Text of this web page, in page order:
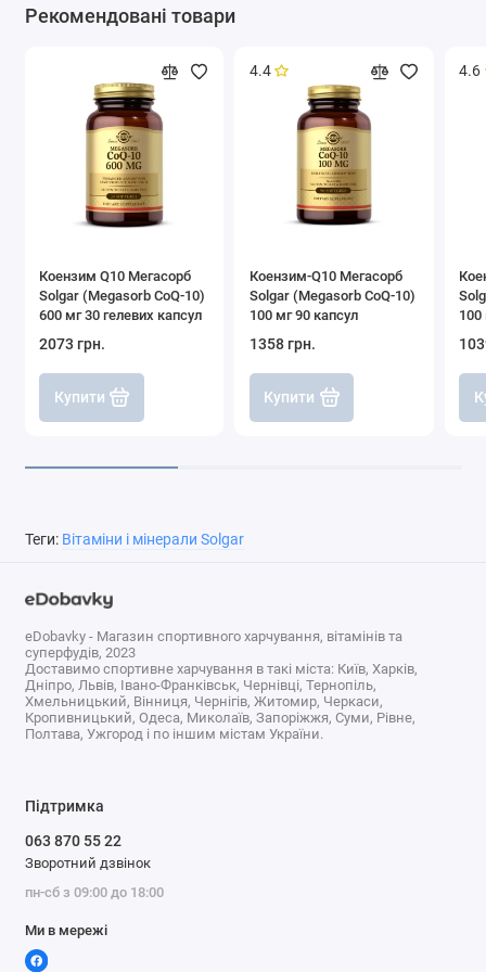
Рекомендовані товари
Коензим Q10 Мегасорб
Solgar (Megasorb CoQ-10)
600 мг 30 гелевих капсул
2073 грн.
Купити
4.4
Коензим-Q10 Мегасорб
Solgar (Megasorb CoQ-10)
100 мг 90 капсул
1358 грн.
Купити
4.6
100
Теги: Вітаміни і мінерали Solgar
eDobavky - Магазин спортивного харчування, вітамінів та
суперфудів, 2023
Доставимо спортивне харчування в такі міста: Київ, Харків,
Дніпро, Львів, Івано-Франківськ, Чернівці, Тернопіль,
Хмельницький, Вінниця, Чернігів, Житомир, Черкаси,
Кропивницький, Одеса, Миколаїв, Запоріжжя, Суми, Рівне,
Полтава, Ужгород і по іншим містам України.
Підтримка
063 870 55 22
Зворотний дзвінок
пн-сб з 09:00 до 18:00
Ми в мережі